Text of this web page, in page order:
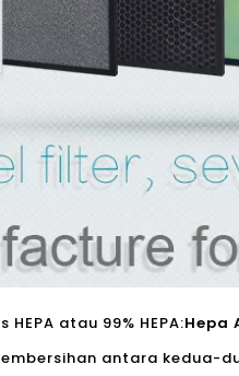
atau 99% HEPA:Hepa
antara kedua-